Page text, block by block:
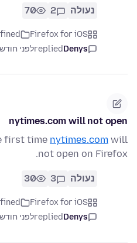
נעולה 2
70
Firefox for iOS
Denys
repliedלפני חודש
nytimes.com will not open
first time nytimes.com will
not open on Firefox.
נעולה 3
30
Firefox for iOS
Denys
repliedלפני חודש